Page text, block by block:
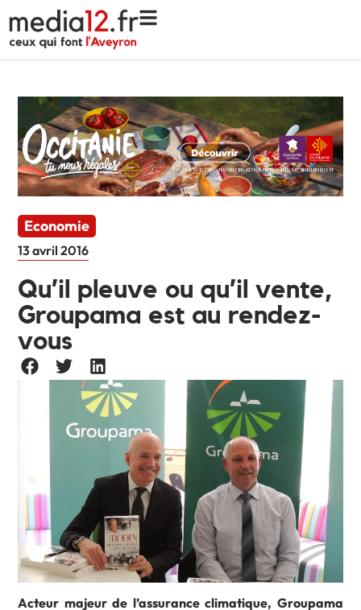
Economie
13 avril 2016
Qu’il pleuve ou qu’il vente,
Groupama est au rendez-
vous
Acteur majeur de l’assurance climatique, Groupama